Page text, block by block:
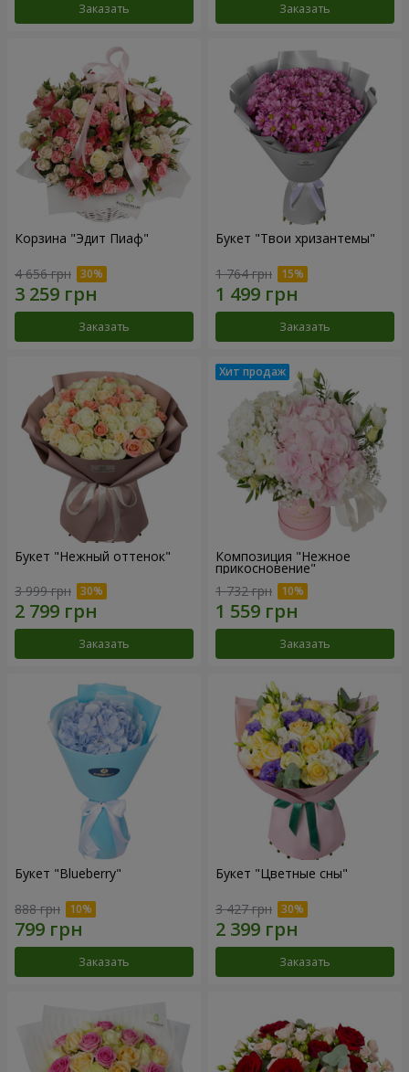
Заказать Заказать
Корзина "Эдит Пиаф"
4 656 грн
Заказать
Букет "Твои хризантемы"
1 764 грн
Заказать
Букет "Нежный оттенок"
3 999 грн
Заказать
Композиция "Нежное
прикосновение"
1 732 грн
Заказать
Букет "Blueberry"
888 грн
Заказать
Букет "Цветные сны"
3 427 грн
Заказать